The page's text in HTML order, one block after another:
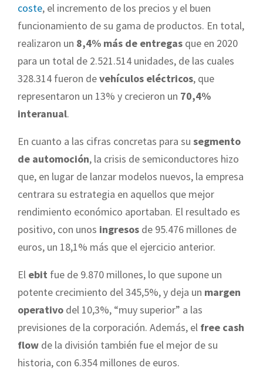
coste, el incremento de los precios y el buen
funcionamiento de su gama de productos. En total,
realizaron un 8,4% más de entregas que en 2020
para un total de 2.521.514 unidades, de las cuales
328.314 fueron devehículos eléctricos, que
representaron un 13% y crecieron un 70,4%
interanual.
En cuanto a las cifras concretas para su segmento
de automoción, la crisis de semiconductores hizo
que, en lugar de lanzar modelos nuevos, la empresa
centrara su estrategia en aquellos que mejor
rendimiento económico aportaban. El resultado es
positivo, con unos ingresos de 95.476 millones de
euros, un 18,1% más que el ejercicio anterior.
El ebit fue de 9.870 millones, lo que supone un
potente crecimiento del 345,5%, y deja un margen
operativo del 10,3%, “muy superior” a las
previsiones de la corporación. Además, el free cash
flow de la división también fue el mejor de su
historia, con 6.354 millones de euros.